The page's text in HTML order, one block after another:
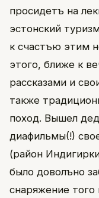
просидетъ на
эстонский
к счастъю этим
этого, ближе к
рассказами и
также
поход. Вышел
диафильмы(!)
(район
было доволъно
снаряжение